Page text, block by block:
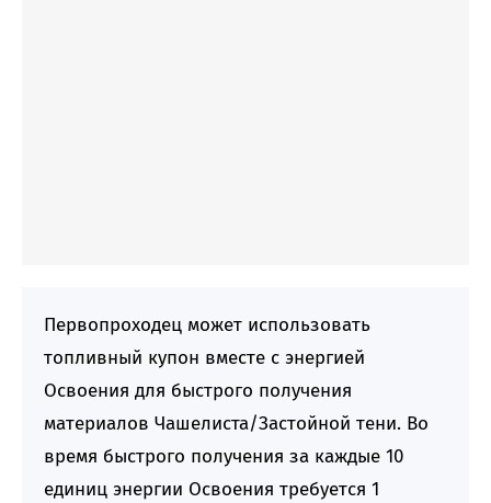
Первопроходец может использовать
топливный купон вместе с энергией
Освоения для быстрого получения
материалов Чашелиста/Застойной тени. Во
время быстрого получения за каждые 10
единиц энергии Освоения требуется 1